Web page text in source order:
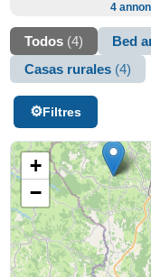
4
Todos (4)
Bed
Casas rurales (4)
Filtres
+
−